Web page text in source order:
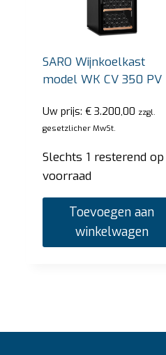
SARO Wijnkoelkast
model WK CV 350 PV
Uw prijs:€ 3.200,00 zzgl.
gesetzlicher MwSt.
Slechts 1 resterend op
voorraad
Toevoegen aan
winkelwagen